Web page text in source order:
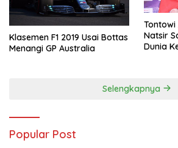
Klasemen F1 2019 Usai Bottas
Menangi GP Australia
Natsir
Dunia
Selengkapnya
Popular Post